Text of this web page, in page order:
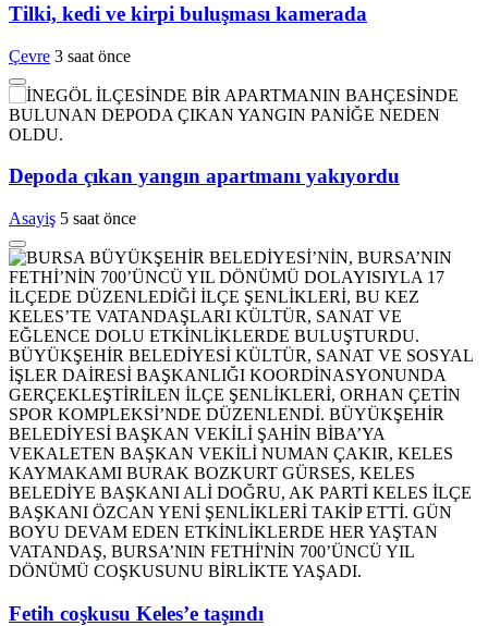
Tilki, kedi ve kirpi buluşması kamerada
Çevre 3 saat önce
Depoda çıkan yangın apartmanı yakıyordu
Asayiş 5 saat önce
Fetih coşkusu Keles’e taşındı